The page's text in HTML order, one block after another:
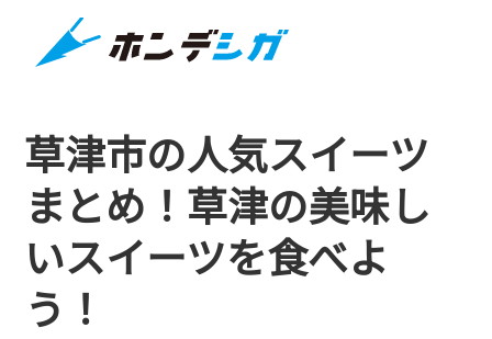
草津市の人気スイーツ
まとめ！草津の美味し
いスイーツを食べよ
う！